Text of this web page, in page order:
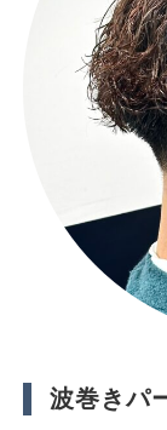
波巻きパ